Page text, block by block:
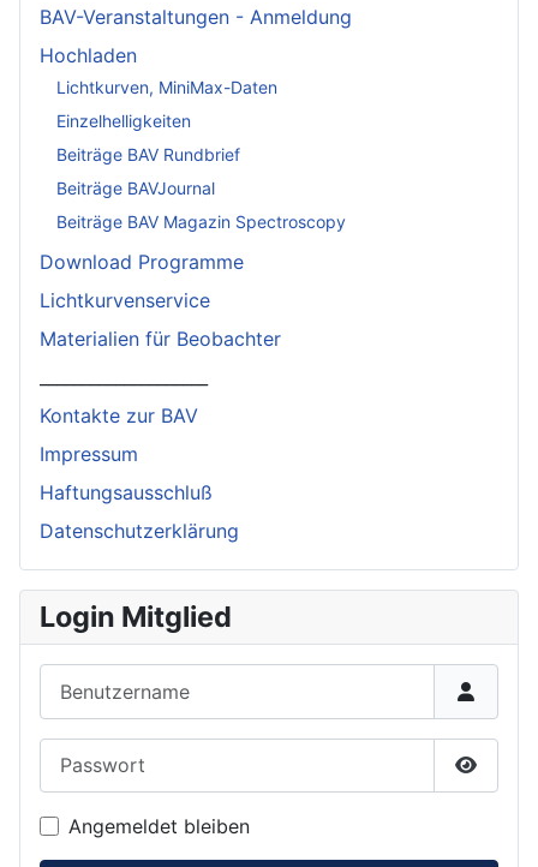
BAV-Veranstaltungen - Anmeldung
Hochladen
Lichtkurven, MiniMax-Daten
Einzelhelligkeiten
Beiträge BAV Rundbrief
Beiträge BAVJournal
Beiträge BAV Magazin Spectroscopy
Download Programme
Lichtkurvenservice
Materialien für Beobachter
Kontakte zur BAV
Impressum
Haftungsausschluß
Datenschutzerklärung
Login Mitglied
Angemeldet bleiben